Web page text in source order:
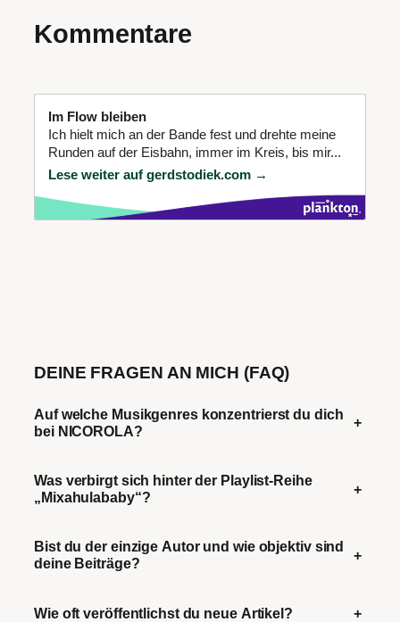
Kommentare
Im Flow bleiben
Ich hielt mich an der Bande fest und drehte meine
Runden auf der Eisbahn, immer im Kreis, bis mir...
Lese weiter auf gerdstodiek.com →
DEINE FRAGEN AN MICH (FAQ)
Auf welche Musikgenres konzentrierst du dich
bei NICOROLA?
+
Was verbirgt sich hinter der Playlist-Reihe
„Mixahulababy“?
+
Bist du der einzige Autor und wie objektiv sind
deine Beiträge?
+
Wie oft veröffentlichst du neue Artikel? +